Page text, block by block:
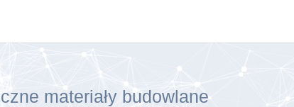
materiały budowlane